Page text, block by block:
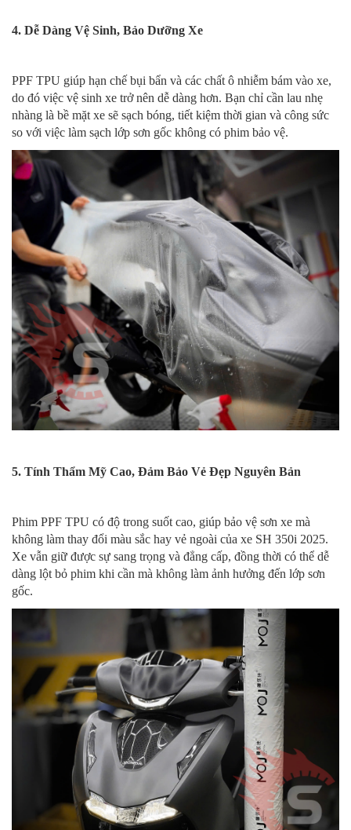
4. Dễ Dàng Vệ Sinh, Bảo Dưỡng Xe
PPF TPU giúp hạn chế bụi bẩn và các chất ô nhiễm bám vào xe,
do đó việc vệ sinh xe trở nên dễ dàng hơn. Bạn chỉ cần lau nhẹ
nhàng là bề mặt xe sẽ sạch bóng, tiết kiệm thời gian và công sức
so với việc làm sạch lớp sơn gốc không có phim bảo vệ.
5. Tính Thẩm Mỹ Cao, Đảm Bảo Vẻ Đẹp Nguyên Bản
Phim PPF TPU có độ trong suốt cao, giúp bảo vệ sơn xe mà
không làm thay đổi màu sắc hay vẻ ngoài của xe SH 350i 2025.
Xe vẫn giữ được sự sang trọng và đẳng cấp, đồng thời có thể dễ
dàng lột bỏ phim khi cần mà không làm ảnh hưởng đến lớp sơn
gốc.